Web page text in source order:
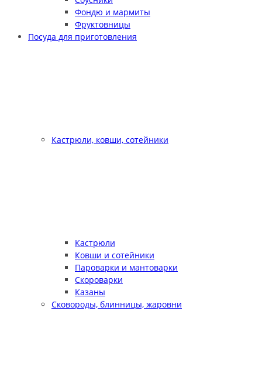
Фондю и мармиты
Фруктовницы
Посуда для приготовления
Кастрюли, ковши, сотейники
Кастрюли
Ковши и сотейники
Пароварки и мантоварки
Скороварки
Казаны
Сковороды, блинницы, жаровни